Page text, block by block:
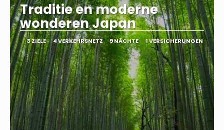
Traditie en moderne
wonderen Japan
3 ZIELE 4 VERKEHRSNETZ 9 NÄCHTE 1 VERSICHERUNGEN